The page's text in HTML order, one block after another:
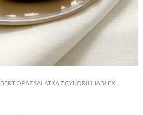
ORAZ SAŁATKĄ Z CYKORII I JABŁEK.